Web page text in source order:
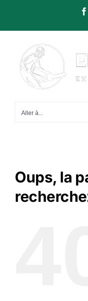
Aller à...
Oups, la